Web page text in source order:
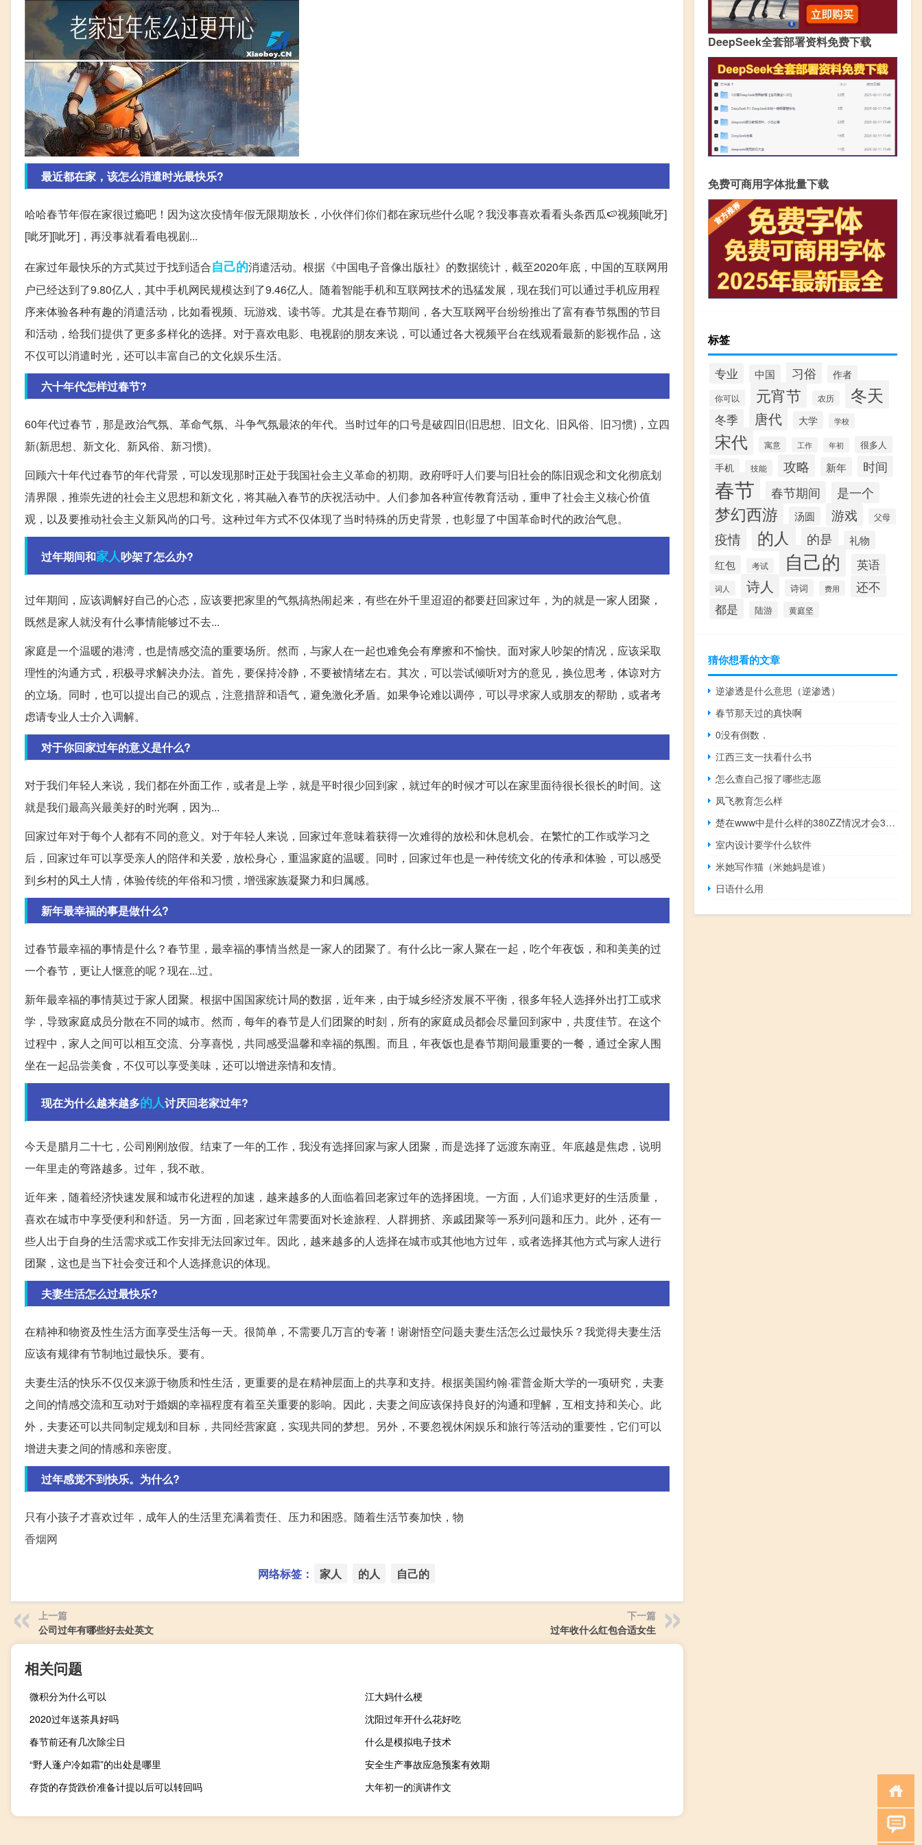
最近都在家，该怎么消遣时光最快乐?
哈哈春节年假在家很过瘾吧！因为这次疫情年假无限期放长，小伙伴们你们都在家玩些什么呢？我没事喜欢看看头条西瓜🍉视频[呲牙]
[呲牙][呲牙]，再没事就看看电视剧...
在家过年最快乐的方式莫过于找到适合自己的消遣活动。根据《中国电子音像出版社》的数据统计，截至2020年底，中国的互联网用
户已经达到了9.80亿人，其中手机网民规模达到了9.46亿人。随着智能手机和互联网技术的迅猛发展，现在我们可以通过手机应用程
序来体验各种有趣的消遣活动，比如看视频、玩游戏、读书等。尤其是在春节期间，各大互联网平台纷纷推出了富有春节氛围的节目
和活动，给我们提供了更多多样化的选择。对于喜欢电影、电视剧的朋友来说，可以通过各大视频平台在线观看最新的影视作品，这
不仅可以消遣时光，还可以丰富自己的文化娱乐生活。
六十年代怎样过春节?
60年代过春节，那是政治气氛、革命气氛、斗争气氛最浓的年代。当时过年的口号是破四旧(旧思想、旧文化、旧风俗、旧习惯)，立四
新(新思想、新文化、新风俗、新习惯)。
回顾六十年代过春节的年代背景，可以发现那时正处于我国社会主义革命的初期。政府呼吁人们要与旧社会的陈旧观念和文化彻底划
清界限，推崇先进的社会主义思想和新文化，将其融入春节的庆祝活动中。人们参加各种宣传教育活动，重申了社会主义核心价值
观，以及要推动社会主义新风尚的口号。这种过年方式不仅体现了当时特殊的历史背景，也彰显了中国革命时代的政治气息。
过年期间和家人吵架了怎么办?
过年期间，应该调解好自己的心态，应该要把家里的气氛搞热闹起来，有些在外千里迢迢的都要赶回家过年，为的就是一家人团聚，
既然是家人就没有什么事情能够过不去...
家庭是一个温暖的港湾，也是情感交流的重要场所。然而，与家人在一起也难免会有摩擦和不愉快。面对家人吵架的情况，应该采取
理性的沟通方式，积极寻求解决办法。首先，要保持冷静，不要被情绪左右。其次，可以尝试倾听对方的意见，换位思考，体谅对方
的立场。同时，也可以提出自己的观点，注意措辞和语气，避免激化矛盾。如果争论难以调停，可以寻求家人或朋友的帮助，或者考
虑请专业人士介入调解。
对于你回家过年的意义是什么?
对于我们年轻人来说，我们都在外面工作，或者是上学，就是平时很少回到家，就过年的时候才可以在家里面待很长很长的时间。这
就是我们最高兴最美好的时光啊，因为...
回家过年对于每个人都有不同的意义。对于年轻人来说，回家过年意味着获得一次难得的放松和休息机会。在繁忙的工作或学习之
后，回家过年可以享受亲人的陪伴和关爱，放松身心，重温家庭的温暖。同时，回家过年也是一种传统文化的传承和体验，可以感受
到乡村的风土人情，体验传统的年俗和习惯，增强家族凝聚力和归属感。
新年最幸福的事是做什么?
过春节最幸福的事情是什么？春节里，最幸福的事情当然是一家人的团聚了。有什么比一家人聚在一起，吃个年夜饭，和和美美的过
一个春节，更让人惬意的呢？现在...过。
新年最幸福的事情莫过于家人团聚。根据中国国家统计局的数据，近年来，由于城乡经济发展不平衡，很多年轻人选择外出打工或求
学，导致家庭成员分散在不同的城市。然而，每年的春节是人们团聚的时刻，所有的家庭成员都会尽量回到家中，共度佳节。在这个
过程中，家人之间可以相互交流、分享喜悦，共同感受温馨和幸福的氛围。而且，年夜饭也是春节期间最重要的一餐，通过全家人围
坐在一起品尝美食，不仅可以享受美味，还可以增进亲情和友情。
现在为什么越来越多的人讨厌回老家过年?
今天是腊月二十七，公司刚刚放假。结束了一年的工作，我没有选择回家与家人团聚，而是选择了远渡东南亚。年底越是焦虑，说明
一年里走的弯路越多。过年，我不敢。
近年来，随着经济快速发展和城市化进程的加速，越来越多的人面临着回老家过年的选择困境。一方面，人们追求更好的生活质量，
喜欢在城市中享受便利和舒适。另一方面，回老家过年需要面对长途旅程、人群拥挤、亲戚团聚等一系列问题和压力。此外，还有一
些人出于自身的生活需求或工作安排无法回家过年。因此，越来越多的人选择在城市或其他地方过年，或者选择其他方式与家人进行
团聚，这也是当下社会变迁和个人选择意识的体现。
夫妻生活怎么过最快乐?
在精神和物资及性生活方面享受生活每一天。很简单，不需要几万言的专著！谢谢悟空问题夫妻生活怎么过最快乐？我觉得夫妻生活
应该有规律有节制地过最快乐。要有。
夫妻生活的快乐不仅仅来源于物质和性生活，更重要的是在精神层面上的共享和支持。根据美国约翰·霍普金斯大学的一项研究，夫妻
之间的情感交流和互动对于婚姻的幸福程度有着至关重要的影响。因此，夫妻之间应该保持良好的沟通和理解，互相支持和关心。此
外，夫妻还可以共同制定规划和目标，共同经营家庭，实现共同的梦想。另外，不要忽视休闲娱乐和旅行等活动的重要性，它们可以
增进夫妻之间的情感和亲密度。
过年感觉不到快乐。为什么?
只有小孩子才喜欢过年，成年人的生活里充满着责任、压力和困惑。随着生活节奏加快，物
香烟网
网络标签： 家人 的人 自己的
上一篇
公司过年有哪些好去处英文
下一篇
过年收什么红包合适女生
相关问题
微积分为什么可以
江大妈什么梗
2020过年送茶具好吗
沈阳过年开什么花好吃
春节前还有几次除尘日
什么是模拟电子技术
“野人蓬户冷如霜”的出处是哪里
安全生产事故应急预案有效期
存货的存货跌价准备计提以后可以转回吗
大年初一的演讲作文
DeepSeek全套部署资料免费下载
免费可商用字体批量下载
标签
专业 中国 习俗 作者
你可以 元宵节 农历 冬天
冬季 唐代 大学 学校
宋代 寓意 工作 年初 很多人
手机 技能 攻略 新年 时间
春节 春节期间 是一个
梦幻西游 汤圆 游戏 父母
疫情 的人 的是
礼物
红包
考试 自己的 英语
词人 诗人 诗词 费用 还不
都是 陆游 黄庭坚
猜你想看的文章
逆渗透是什么意思（逆渗透）
春节那天过的真快啊
0没有倒数．
江西三支一扶看什么书
怎么查自己报了哪些志愿
凤飞教育怎么样
楚在www中是什么样的380ZZ情况才会380ZZ可以看com的内荣_
室内设计要学什么软件
米她写作猫（米她妈是谁）
日语什么用